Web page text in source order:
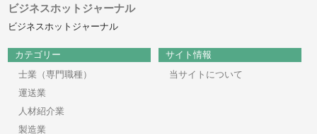
ビジネスホットジャーナル
ビジネスホットジャーナル
カテゴリー
士業（専門職種）
運送業
人材紹介業
製造業
サイト情報
当サイトについて